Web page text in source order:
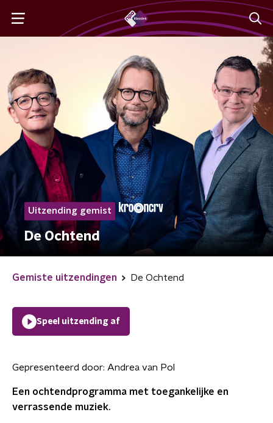
Uitzending gemist
De Ochtend
Gemiste uitzendingen De Ochtend
Speel uitzending af
Gepresenteerd door: Andrea van Pol
Een ochtendprogramma met toegankelijke en
verrassende muziek.